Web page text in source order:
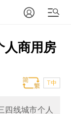
人商用房
T中
四线城市个人